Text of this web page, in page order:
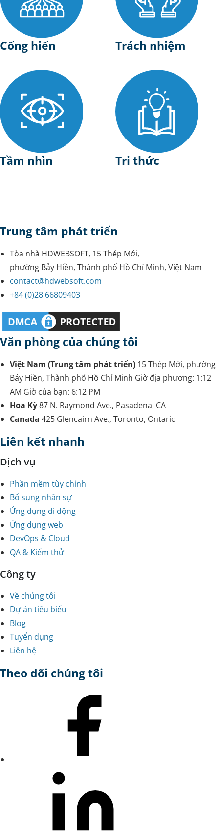
Cống hiến Trách nhiệm
Tầm nhìn Tri thức
Trung tâm phát triển
Tòa nhà HDWEBSOFT, 15 Thép Mới,
phường Bảy Hiền, Thành phố Hồ Chí Minh, Việt Nam
contact@hdwebsoft.com
+84 (0)28 66809403
Văn phòng của chúng tôi
Việt Nam (Trung tâm phát triển) 15 Thép Mới, phường
Bảy Hiền, Thành phố Hồ Chí Minh Giờ địa phương: 1:12
AM Giờ của bạn: 6:12 PM
Hoa Kỳ87 N. Raymond Ave., Pasadena, CA
Canada 425 Glencairn Ave., Toronto, Ontario
Liên kết nhanh
Dịch vụ
Phần mềm tùy chỉnh
Bổ sung nhân sự
Ứng dụng di động
Ứng dụng web
DevOps & Cloud
QA & Kiểm thử
Công ty
Về chúng tôi
Dự án tiêu biểu
Blog
Tuyển dụng
Liên hệ
Theo dõi chúng tôi